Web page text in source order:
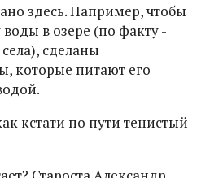
здесь. Например, чтобы
в озере (по факту -
сделаны
которые питают его
кстати по пути тенистый